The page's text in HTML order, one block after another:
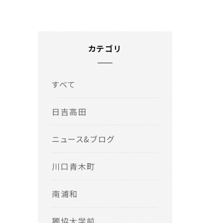
カテゴリ
すべて
日吉高田
ニュース&ブログ
川口青木町
南浦和